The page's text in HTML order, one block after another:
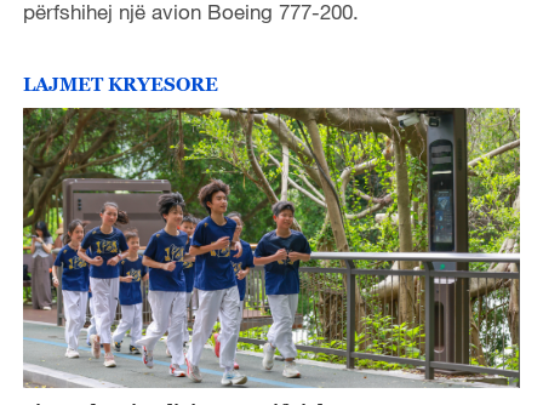
përfshihej një avion Boeing 777-200.
LAJMET KRYESORE